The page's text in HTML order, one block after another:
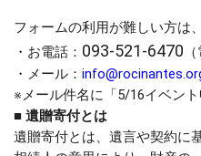
フォームの利用が難しい方は
・お電話： 093-521-6470
・メール：
※メール件名に「5/16イベン
■ 遺贈寄付とは
遺贈寄付とは、遺言や契約に